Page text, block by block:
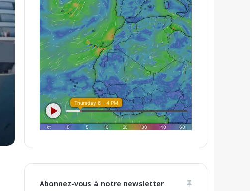
Abonnez-vous à notre newsletter